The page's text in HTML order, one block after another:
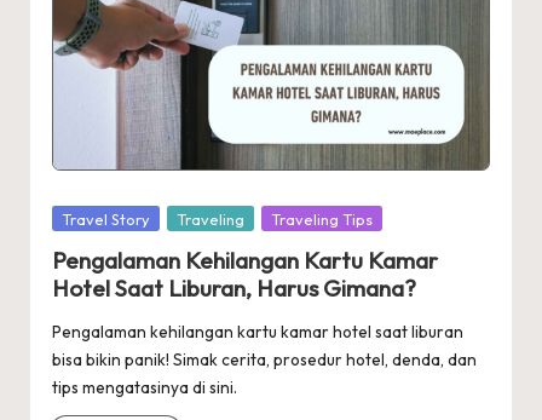
Posted
Travel Story Traveling Traveling Tips
Pengalaman Kehilangan Kartu Kamar
Hotel Saat Liburan, Harus Gimana?
Pengalaman kehilangan kartu kamar hotel saat liburan
bisa bikin panik! Simak cerita, prosedur hotel, denda, dan
tips mengatasinya di sini.